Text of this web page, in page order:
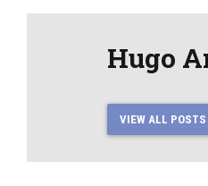
Hugo
VIEW ALL POSTS